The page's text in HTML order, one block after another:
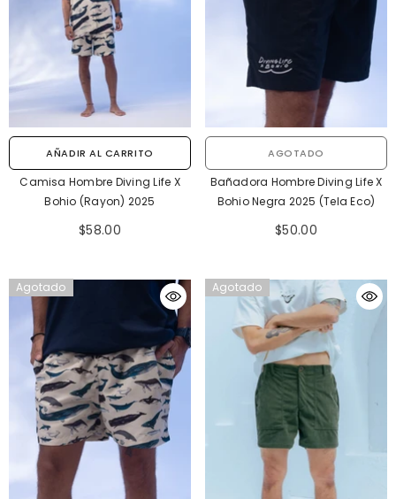
AÑADIR AL CARRITO
Camisa Hombre Diving Life X
Bohio (Rayon) 2025
$58.00
AGOTADO
Bañadora Hombre Diving Life X
Bohio Negra 2025 (Tela Eco)
$50.00
Agotado Agotado